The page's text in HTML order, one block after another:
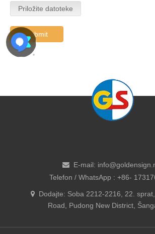
Priložite datoteke
Submit
 E-mail:
Telefon / WhatsApp : +86-
Dodajte: ​Soba 2212-2216, 22.
Road, Pudong New District,